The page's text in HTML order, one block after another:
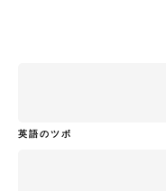
英語のツボ